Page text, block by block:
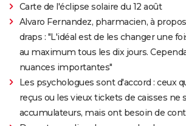
Carte de l'éclipse solaire du 12 août
Alvaro Fernandez, pharmacien, à
draps : "L'idéal est de les changer une
au maximum tous les dix jours.
nuances importantes"
Les psychologues sont d'accord : ceux
reçus ou les vieux tickets de caisses ne
accumulateurs, mais ont besoin de